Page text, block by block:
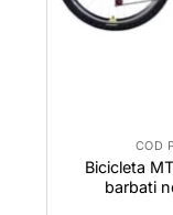
COD
Bicicleta
barbati